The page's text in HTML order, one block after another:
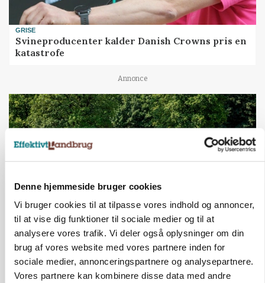
Denne hjemmeside bruger cookies
Vi bruger cookies til at tilpasse vores indhold og annoncer,
til at vise dig funktioner til sociale medier og til at
analysere vores trafik. Vi deler også oplysninger om din
brug af vores website med vores partnere inden for
sociale medier, annonceringspartnere og analysepartnere.
Vores partnere kan kombinere disse data med andre
GRISE
Svineproducenter kalder Danish Crowns pris en
katastrofe
Annonce
MASKINER
Forserie til selvkørende skårlægger afprøves i år
Annonce